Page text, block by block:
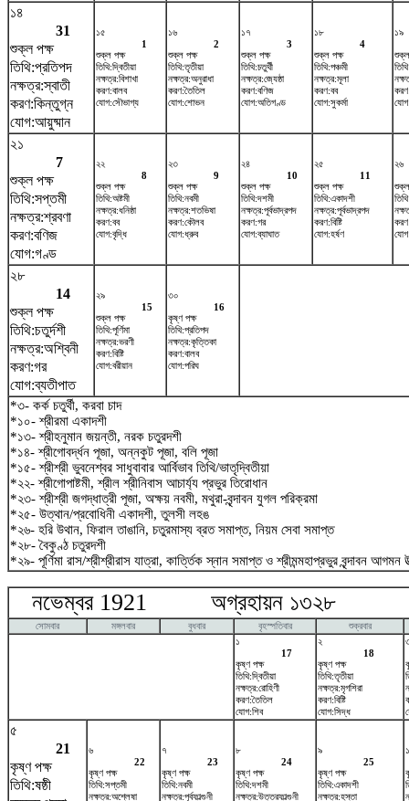
১৪
31
শুক্ল পক্ষ
তিথি:প্রতিপদ
নক্ষত্র:স্বাতী
করণ:কিন্তুগ্ন
যোগ:আয়ুষ্মান
১৫
1
শুক্ল পক্ষ
তিথি:দ্বিতীয়া
নক্ষত্র:বিশাখা
করণ:বালব
যোগ:সৌভাগ্য
১৬
2
শুক্ল পক্ষ
তিথি:তৃতীয়া
নক্ষত্র:অনুরাধা
করণ:তৈতিল
যোগ:শোভন
১৭
3
শুক্ল পক্ষ
তিথি:চতুর্থী
নক্ষত্র:জ্যেষ্ঠা
করণ:বণিজ
যোগ:অতিগণ্ড
১৮
4
শুক্ল পক্ষ
তিথি:পঞ্চমী
নক্ষত্র:মূলা
করণ:বব
যোগ:সুকর্মা
১৯
২১
7
শুক্ল পক্ষ
তিথি:সপ্তমী
নক্ষত্র:শ্রবণা
করণ:বণিজ
যোগ:গণ্ড
২২
8
শুক্ল পক্ষ
তিথি:অষ্টমী
নক্ষত্র:ধনিষ্ঠা
করণ:বব
যোগ:বৃদ্ধি
২৩
9
শুক্ল পক্ষ
তিথি:নবমী
নক্ষত্র:শতভিষ‌া
করণ:কৌলব
যোগ:ধ্রুব
২৪
10
শুক্ল পক্ষ
তিথি:দশমী
নক্ষত্র:পূর্বভাদ্রপদ
করণ:গর
যোগ:ব্যাঘাত
২৫
11
শুক্ল পক্ষ
তিথি:একাদশী
নক্ষত্র:পূর্বভাদ্রপদ
করণ:বিষ্টি
যোগ:হর্ষণ
২৬
২৮
14
শুক্ল পক্ষ
তিথি:চতুর্দশী
নক্ষত্র:অশ্বিনী
করণ:গর
যোগ:ব্যতীপাত
২৯
15
শুক্ল পক্ষ
তিথি:পূর্ণিমা
নক্ষত্র:ভরণী
করণ:বিষ্টি
যোগ:বরীয়ান
৩০
16
কৃষ্ণ পক্ষ
তিথি:প্রতিপদ
নক্ষত্র:কৃত্তিকা
করণ:বালব
যোগ:পরিঘ
*৩- কর্ক চতুর্থী, করবা চাদ
*১০- শ্রীরমা একাদশী
*১৩- শ্রীহনুমান জয়ন্তী, নরক চতুরদশী
*১৪- শ্রীগোবর্দ্ধন পূজা, অন্নকুট পূজা, বলি পূজা
*১৫- শ্রীশ্রী ভুবনেশ্বর সাধুবাবার আর্বিভাব তিথি/ভাতৃদ্বিতীয়া
*২২- শ্রীগোপাষ্টমী, শ্রীল শ্রীনিবাস আচার্য্য প্রভুর তিরোধান
*২৩- শ্রীশ্রী জগদ্ধাত্রী পূজা, অক্ষয় নবমী, মথুরা-বৃন্দাবন যুগল পরিক্রমা
*২৫- উত্থান/প্রবোধিনী একাদশী, তুলসী লহঙ
*২৬- হরি উথান, ফিরাল তাঙানি, চতুরমাস্য ব্রত সমাপ্ত, নিয়ম সেবা সমাপ্ত
*২৮- বৈকুণ্ঠ চতুরদশী
*২৯- পূর্ণিমা রাস/শ্রীশ্রীরাস যাত্রা, কার্ত্তিক স্নান সমাপ্ত ও শ্রীমন্মহাপ্রভুর বৃন্দাবন আগমন
নভেম্বর 1921 অগ্রহায়ন ১৩২৮
সোমবার মঙ্গলবার বুধবার বৃহস্পতিবার
শুক্রবার
১
17
কৃষ্ণ পক্ষ
তিথি:দ্বিতীয়া
নক্ষত্র:রোহিণী
করণ:তৈতিল
যোগ:শিব
২
18
কৃষ্ণ পক্ষ
তিথি:তৃতীয়া
নক্ষত্র:মৃগশিরা
করণ:বিষ্টি
যোগ:সিদ্ধ
৫
21
কৃষ্ণ পক্ষ
তিথি:ষষ্ঠী
৬
22
কৃষ্ণ পক্ষ
তিথি:সপ্তমী
নক্ষত্র:অশ্লেষা
৭
23
কৃষ্ণ পক্ষ
তিথি:নবমী
নক্ষত্র:পূর্বফাল্গুনী
৮
24
কৃষ্ণ পক্ষ
তিথি:দশমী
নক্ষত্র:উত্তরফাল্গুনী
৯
25
কৃষ্ণ পক্ষ
তিথি:একাদশী
নক্ষত্র:হস্তা